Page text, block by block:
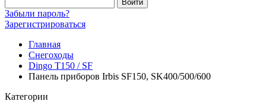
Забыли пароль?
Зарегистрироваться
Главная
Снегоходы
Dingo T150 / SF
Панель приборов Irbis SF150, SK400/500/600
Категории